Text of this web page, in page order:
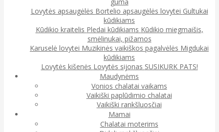
Lovytės apsaugėlės Bortelio apsaugėlės lovytei Gultukai
kūdikiams
Kūdikio kraitelis Pledai kūdikiams Kūdikio miegmaišis,
smėlinukai, pižamos
Karuselė lovytei Muzikinės vaikiškos pagalvėlės Migdukai
kūdikiams
Lovytės kišenės Lovytės sijonas SUSIKURK PATS!
Maudynėms
Vonios chalatai vaikams
Vaikiški paplūdimio chalatai
Vaikiški rankšluosčiai
Mamai
Chalatai moterims